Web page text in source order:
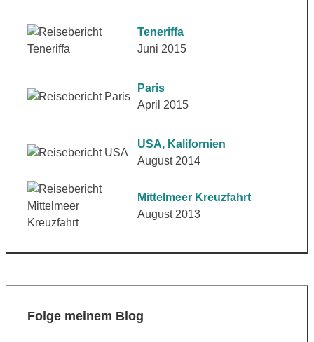
Teneriffa
Juni 2015
Paris
April 2015
USA, Kalifornien
August 2014
Mittelmeer Kreuzfahrt
August 2013
Folge meinem Blog